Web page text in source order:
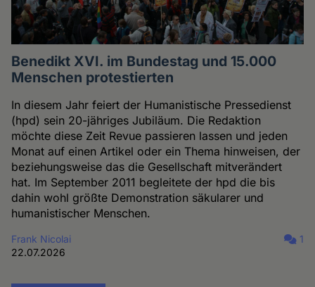
Benedikt XVI. im Bundestag und 15.000
Menschen protestierten
In diesem Jahr feiert der Humanistische Pressedienst
(hpd) sein 20-jähriges Jubiläum. Die Redaktion
möchte diese Zeit Revue passieren lassen und jeden
Monat auf einen Artikel oder ein Thema hinweisen, der
beziehungsweise das die Gesellschaft mitverändert
hat. Im September 2011 begleitete der hpd die bis
dahin wohl größte Demonstration säkularer und
humanistischer Menschen.
Frank Nicolai
22.07.2026
1